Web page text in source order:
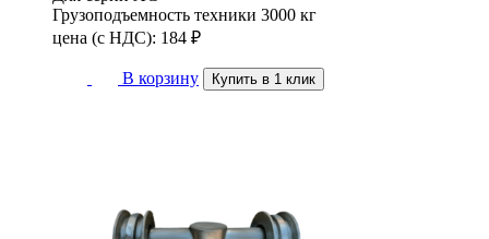
Грузоподъемность техники 3000 кг
цена (с НДС): 184 ₽
В корзину Купить в 1 клик